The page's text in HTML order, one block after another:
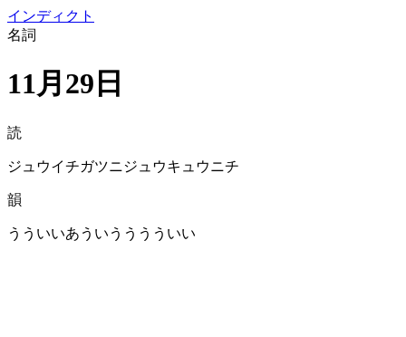
インディクト
名詞
11月29日
読
ジュウイチガツニジュウキュウニチ
韻
うういいあういうううういい